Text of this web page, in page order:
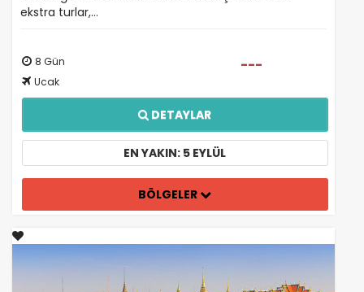
ekstra turlar,…
8 Gün
Ucak
---
DETAYLAR
EN YAKIN: 5 EYLÜL
BÖLGELER